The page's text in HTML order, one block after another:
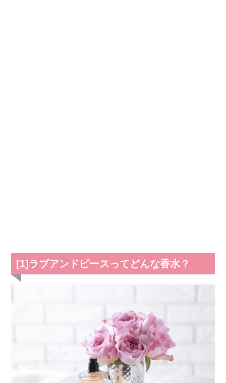
[1]ラブアンドピースってどんな香水？